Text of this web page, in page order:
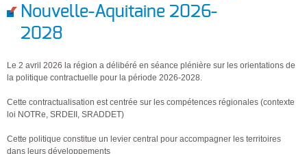
Nouvelle-Aquitaine 2026-
2028
Le 2 avril 2026 la région a délibéré en séance plénière sur les orientations de
la politique contractuelle pour la période 2026-2028.
Cette contractualisation est centrée sur les compétences régionales (contexte
loi NOTRe, SRDEII, SRADDET)
Cette politique constitue un levier central pour accompagner les territoires
dans leurs développements